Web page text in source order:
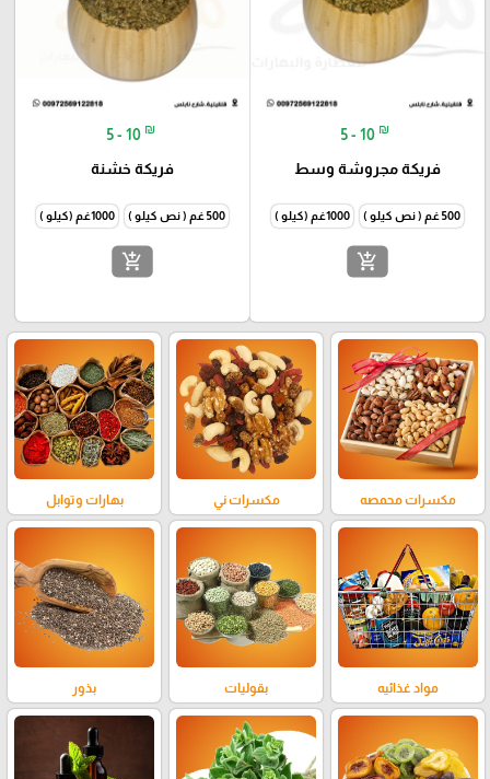
5 - 10 ₪
فريكة مجروشة وسط
500 غم ( نص كيلو ) 1000غم (كيلو )
add_shopping_cart
5 - 10 ₪
فريكة خشنة
500 غم ( نص كيلو ) 1000غم (كيلو )
add_shopping_cart
مكسرات محمصه مكسرات ني بهارات وتوابل
مواد غذائيه بقوليات بذور